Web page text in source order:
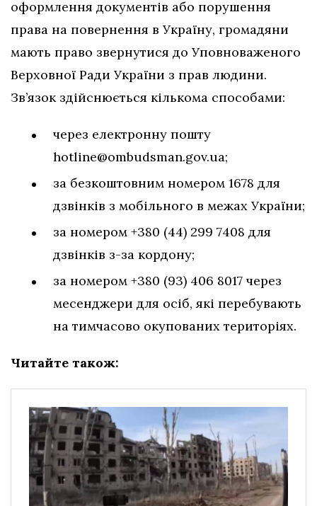
оформлення документів або порушення
права на повернення в Україну, громадяни
мають право звернутися до Уповноваженого
Верховної Ради України з прав людини.
Зв’язок здійснюється кількома способами:
через електронну пошту
hotline@ombudsman.gov.ua;
за безкоштовним номером 1678 для
дзвінків з мобільного в межах України;
за номером +380 (44) 299 7408 для
дзвінків з-за кордону;
за номером +380 (93) 406 8017 через
месенджери для осіб, які перебувають
на тимчасово окупованих територіях.
Читайте також: